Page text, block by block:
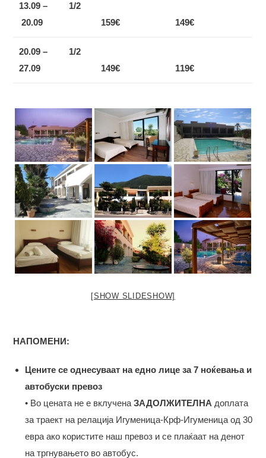
13.09 –
20.09
1/2
159€ 149€
20.09 –
27.09
1/2
149€ 119€
[SHOW SLIDESHOW]
НАПОМЕНИ:
Цените се однесуваат на едно лице за 7 ноќевања и
автобуски превоз
• Во цената не е вклученаЗАДОЛЖИТЕЛНАдоплата
за траект на релација Игуменица-Крф-Игуменица од 30
евра ако користите наш превоз и се плаќаат на денот
на тргнувањето во автобус.